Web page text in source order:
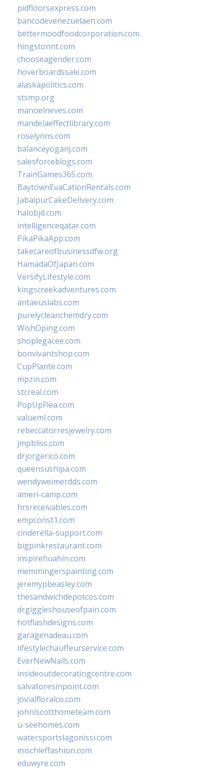
pidfloorsexpress.com
bancodevenezuelaen.com
bettermoodfoodcorporation.com
hingstonnt.com
chooseagender.com
hoverboardssale.com
alaskapolitics.com
stsmp.org
manoelneves.com
mandelaeffectlibrary.com
roselynns.com
balanceyoganj.com
salesforceblogs.com
TrainGames365.com
BaytownEvaCationRentals.com
JabalpurCakeDelivery.com
halobjd.com
intelligenceqatar.com
PikaPikaApp.com
takecareofbusinessdfw.org
HamadaOfJapan.com
VersifyLifestyle.com
kingscreekadventures.com
antaeuslabs.com
purelycleanchemdry.com
WishOping.com
shoplegacee.com
bonvivantshop.com
CupPlante.com
mpzin.com
stcreal.com
PopUpFlea.com
valueml.com
rebeccatorresjewelry.com
jmpbliss.com
drjorgerico.com
queensushipa.com
wendyweimerdds.com
ameri-camp.com
hrsreceivables.com
empconst1.com
cinderella-support.com
bigpinkrestaurant.com
inspirehuahin.com
memmingerspainting.com
jeremypbeasley.com
thesandwichdepotcos.com
drgiggleshouseofpain.com
hotflashdesigns.com
garagenadeau.com
lifestylechauffeurservice.com
EverNewNails.com
insideoutdecoratingcentre.com
salvatoresinpoint.com
jovialfloralco.com
johnlscotthometeam.com
u-seehomes.com
watersportslagonissi.com
mischieffashion.com
eduwyre.com